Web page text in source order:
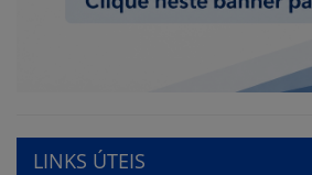
LINKS ÚTEIS